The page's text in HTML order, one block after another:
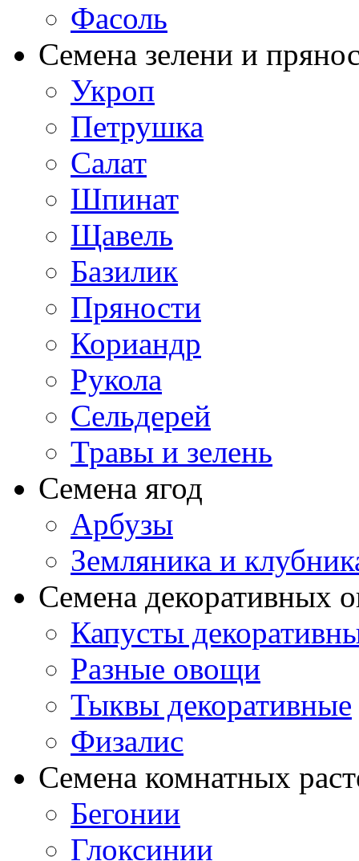
Фасоль
Семена зелени и
Укроп
Петрушка
Салат
Шпинат
Щавель
Базилик
Пряности
Кориандр
Рукола
Сельдерей
Травы и зелень
Семена ягод
Арбузы
Земляника и
Семена декоративных
Капусты
Разные овощи
Тыквы декоративные
Физалис
Семена комнатных
Бегонии
Глоксинии